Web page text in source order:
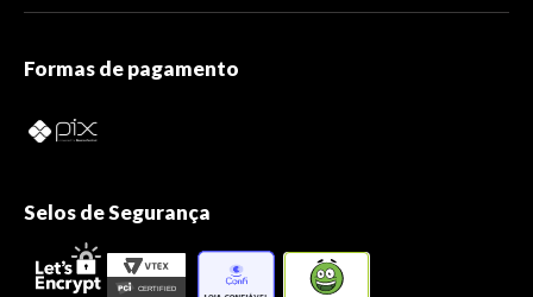
Formas de pagamento
Selos de Segurança